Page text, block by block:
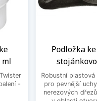
ml
-
Podložka
Robustní
pro pevnější
nerezových